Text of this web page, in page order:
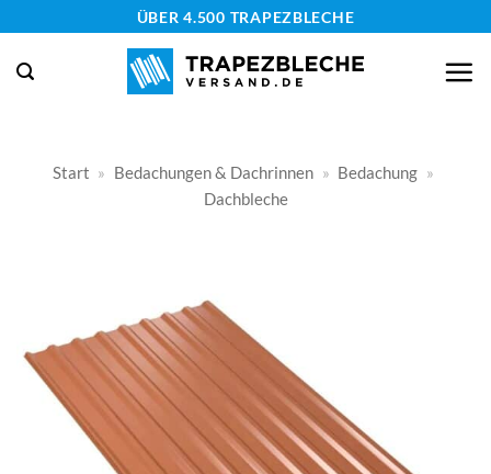
springen
ÜBER 4.500 TRAPEZBLECHE
Start » Bedachungen & Dachrinnen » Bedachung »
Dachbleche